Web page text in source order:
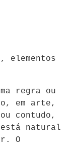
elementos
regra ou
em arte,
contudo,
natural
O